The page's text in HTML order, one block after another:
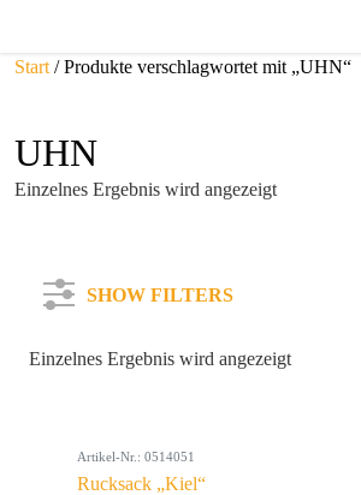
Start / Produkte verschlagwortet mit „UHN“
UHN
Einzelnes Ergebnis wird angezeigt
SHOW FILTERS
Farbe
Einzelnes Ergebnis wird angezeigt
Artikel-Nr.: 0514051
Rucksack „Kiel“